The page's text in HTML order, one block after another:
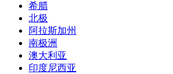
希腊
北极
阿拉斯加州
南极洲
澳大利亚
印度尼西亚